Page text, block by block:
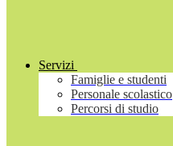
Servizi
Famiglie e studenti
Personale scolastico
Percorsi di studio